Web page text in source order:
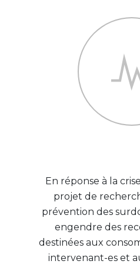
En réponse à la
projet de
prévention des
engendre des
destinées aux
intervenant-es et